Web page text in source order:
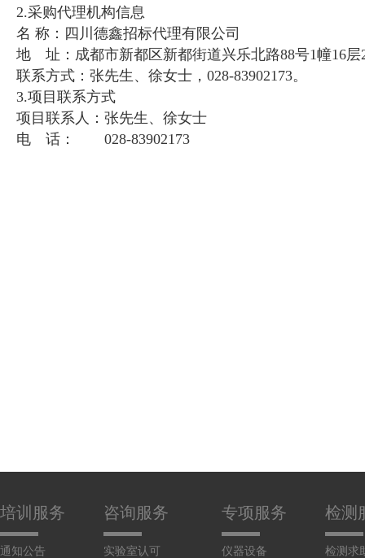
2.采购代理机构信息
名 称：四川德鑫招标代理有
地 址：成都市新都区新都街道兴乐
联系方式：张先生、徐女士，028-
3.项目联系方式
项目联系人：张先生、徐女士
电 话： 028-83902173
培训服务
通知公告
咨询服务
实验室认可
专项服务
仪器设备
检测
检测求